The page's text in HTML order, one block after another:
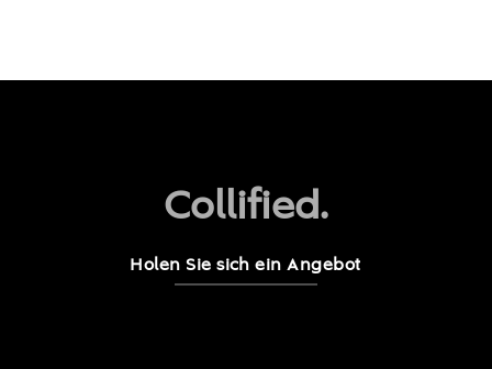
Collified.
Holen Sie sich ein Angebot